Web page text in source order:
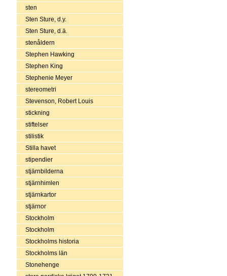
sten
Sten Sture, d.y.
Sten Sture, d.ä.
stenåldern
Stephen Hawking
Stephen King
Stephenie Meyer
stereometri
Stevenson, Robert Louis
stickning
stiftelser
stilistik
Stilla havet
stipendier
stjärnbilderna
stjärnhimlen
stjärnkartor
stjärnor
Stockholm
Stockholm
Stockholms historia
Stockholms län
Stonehenge